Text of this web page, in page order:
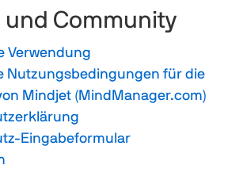
und Community
Verwendung
Nutzungsbedingungen für die
Mindjet (MindManager.com)
Eingabeformular